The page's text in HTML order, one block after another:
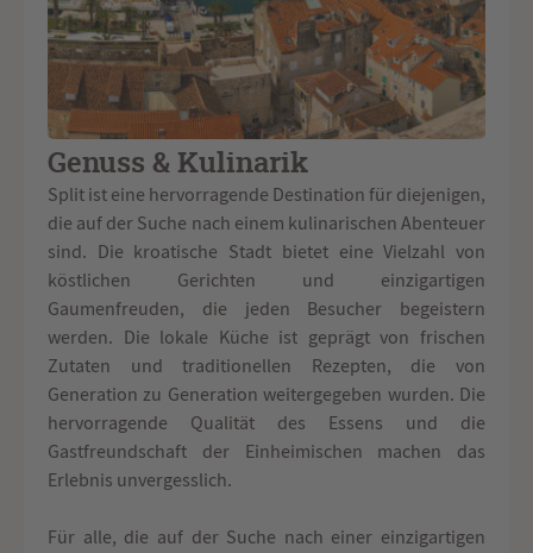
Genuss & Kulinarik
Split ist eine hervorragende Destination für diejenigen,
die auf der Suche nach einem kulinarischen Abenteuer
sind. Die kroatische Stadt bietet eine Vielzahl von
köstlichen Gerichten und einzigartigen
Gaumenfreuden, die jeden Besucher begeistern
werden. Die lokale Küche ist geprägt von frischen
Zutaten und traditionellen Rezepten, die von
Generation zu Generation weitergegeben wurden. Die
hervorragende Qualität des Essens und die
Gastfreundschaft der Einheimischen machen das
Erlebnis unvergesslich.
Für alle, die auf der Suche nach einer einzigartigen